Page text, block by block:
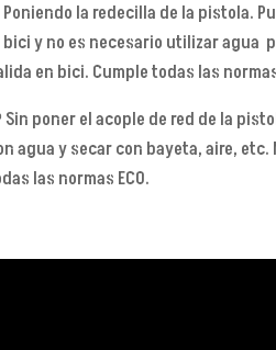
Poniendo la redecilla de la pistola.
bici y no es necesario utilizar agua
en bici. Cumple todas las normas
Sin poner el acople de red de la
agua y secar con bayeta, aire,
las normas ECO.